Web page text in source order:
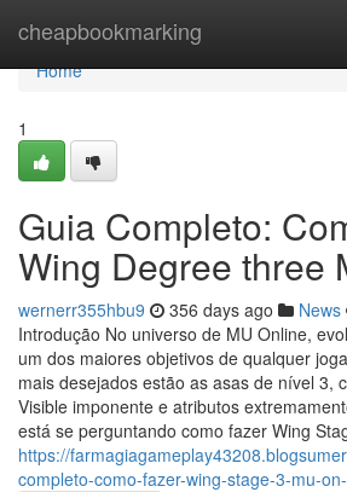
cheapbookmarking
Home
Home
1
Guia Completo:
Wing Degree three
wernerr355hbu9 356 days ago News
Introdução No universo de MU Online,
um dos maiores objetivos de qualquer
mais desejados estão as asas de nível 3,
Visible imponente e atributos
está se perguntando como fazer Wing
https://
completo-como-fazer-wing-stage-3-mu-